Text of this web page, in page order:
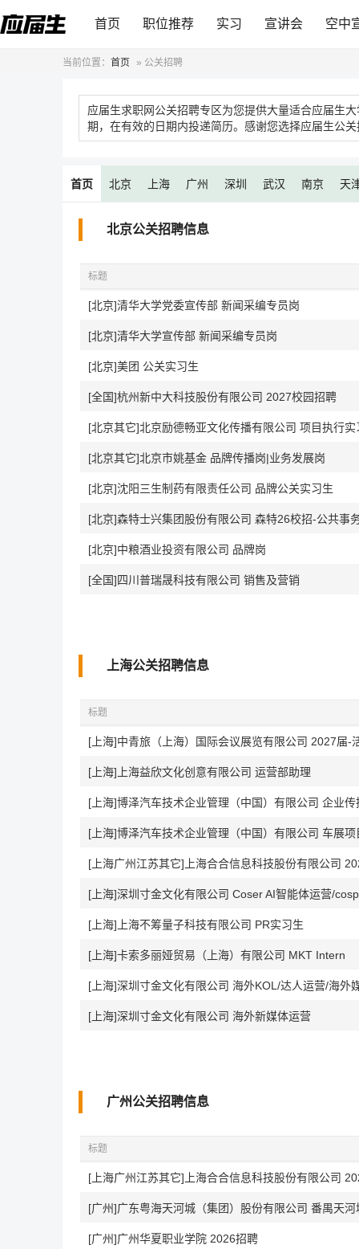
首页 职位推荐 实习 宣讲会 空中
当前位置： 首页 » 公关招聘
应届生求职网公关招聘专区为您提供大量适合应届生
期，在有效的日期内投递简历。感谢您选择应届生公
首页 北京 上海 广州 深圳 武汉 南京 天
北京公关招聘信息
标题
[北京]清华大学党委宣传部 新闻采编专员岗
[北京]清华大学宣传部 新闻采编专员岗
[北京]美团 公关实习生
[全国]杭州新中大科技股份有限公司 2027校园招聘
[北京其它]北京励德畅亚文化传播有限公司 项目执行实
[北京其它]北京市姚基金 品牌传播岗|业务发展岗
[北京]沈阳三生制药有限责任公司 品牌公关实习生
[北京]森特士兴集团股份有限公司 森特26校招-公共事
[北京]中粮酒业投资有限公司 品牌岗
[全国]四川普瑞晟科技有限公司 销售及营销
上海公关招聘信息
标题
[上海]中青旅（上海）国际会议展览有限公司 2027届-
[上海]上海益欣文化创意有限公司 运营部助理
[上海]博泽汽车技术企业管理（中国）有限公司 车展
[上海广州江苏其它]上海合合信息科技股份有限公司
[上海]深圳寸金文化有限公司 Coser AI智能体运营/
[上海]上海不筹量子科技有限公司 PR实习生
[上海]卡索多丽娅贸易（上海）有限公司 MKT Intern
[上海]深圳寸金文化有限公司 海外KOL/达人运营/海外
[上海]深圳寸金文化有限公司 海外新媒体运营
广州公关招聘信息
标题
[上海广州江苏其它]上海合合信息科技股份有限公司
[广州]广东粤海天河城（集团）股份有限公司 番禺天
[广州]广州华夏职业学院 2026招聘